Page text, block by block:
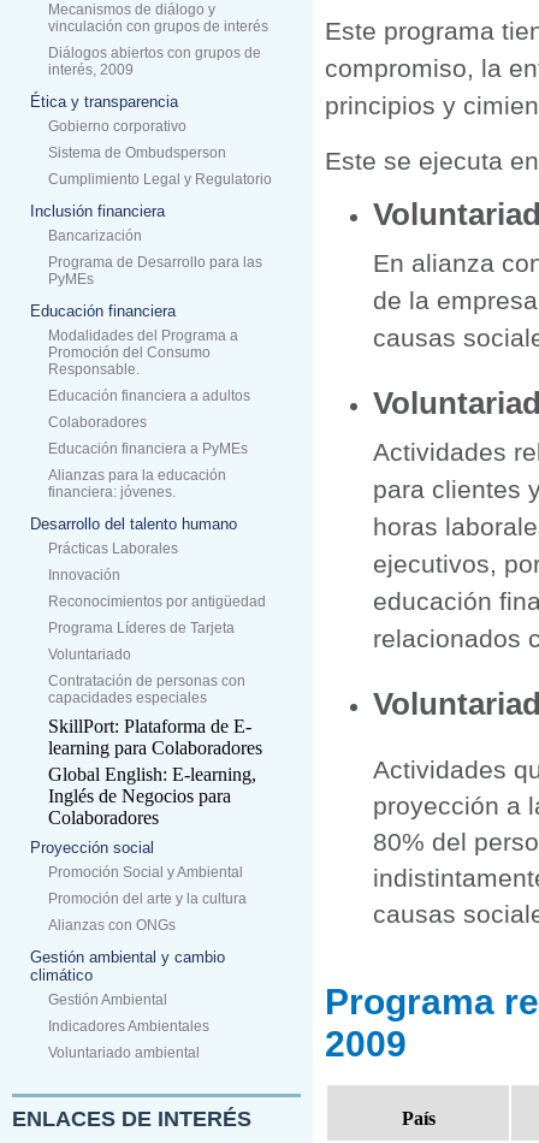
Mecanismos de diálogo y
vinculación con grupos de interés
Diálogos abiertos con grupos de
interés, 2009
Ética y transparencia
Gobierno corporativo
Sistema de Ombudsperson
Cumplimiento Legal y Regulatorio
Inclusión financiera
Bancarización
Programa de Desarrollo para las
PyMEs
Educación financiera
Modalidades del Programa a
Promoción del Consumo
Responsable.
Educación financiera a adultos
Colaboradores
Educación financiera a PyMEs
Alianzas para la educación
financiera: jóvenes.
Desarrollo del talento humano
Prácticas Laborales
Innovación
Reconocimientos por antigüedad
Programa Líderes de Tarjeta
Voluntariado
Contratación de personas con
capacidades especiales
SkillPort: Plataforma de E-
learning para Colaboradores
Global English: E-learning,
Inglés de Negocios para
Colaboradores
Proyección social
Promoción Social y Ambiental
Promoción del arte y la cultura
Alianzas con ONGs
Gestión ambiental y cambio
climático
Gestión Ambiental
Indicadores Ambientales
Voluntariado ambiental
ENLACES DE INTERÉS
Este programa
compromiso, la
principios y
Este se ejecuta
En alianza
de la
causas
Actividades
para clientes
horas
ejecutivos,
educación
relacionados
Actividades
proyección a
80% del
causas
Programa
2009
País